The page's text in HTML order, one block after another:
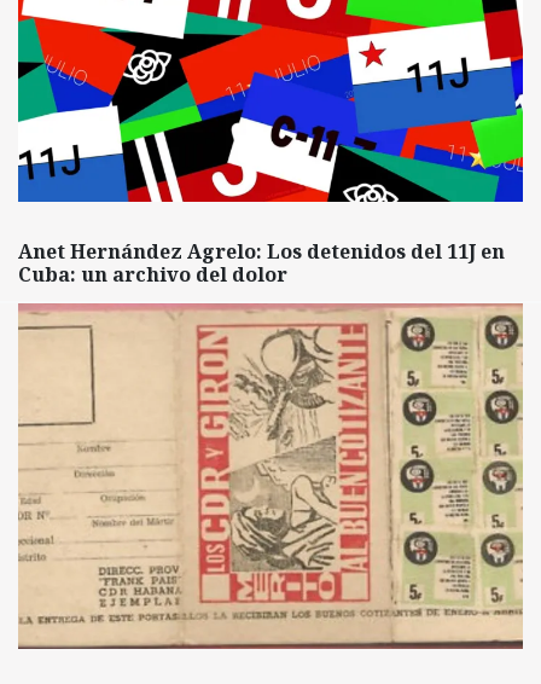
Anet Hernández Agrelo: Los detenidos del 11J en
Cuba: un archivo del dolor